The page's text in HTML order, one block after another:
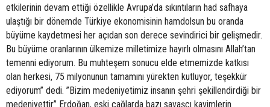
etkilerinin devam ettiği özellikle Avrupa’da sıkıntıların had safhaya
ulaştığı bir dönemde Türkiye ekonomisinin hamdolsun bu oranda
büyüme kaydetmesi her açıdan son derece sevindirici bir gelişmedir.
Bu büyüme oranlarının ülkemize milletimize hayırlı olmasını Allah’tan
temenni ediyorum. Bu muhteşem sonucu elde etmemizde katkısı
olan herkesi, 75 milyonunun tamamını yürekten kutluyor, teşekkür
ediyorum” dedi. ”Bizim medeniyetimiz insanın şehri şekillendirdiği bir
medeniyettir” Erdoğan, eski çağlarda bazı savaşçı kavimlerin